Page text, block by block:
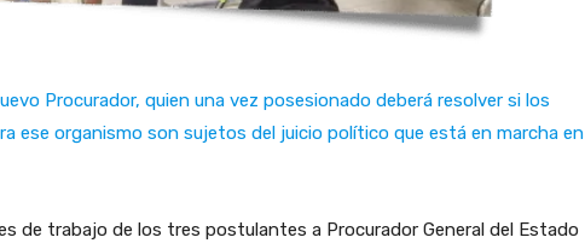
Procurador, quien una vez posesionado deberá resolver si los
ese organismo son sujetos del juicio político que está en marcha en
de trabajo de los tres postulantes a Procurador General del Estado